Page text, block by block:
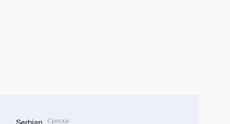
Serbian Српски